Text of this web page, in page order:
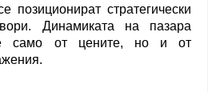
позиционират стратегически
Динамиката на пазара
само от цените, но и от